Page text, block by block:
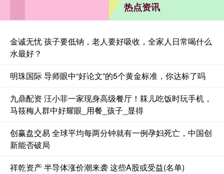
热点资讯
金诚无忧 孩子要低钠，老人要好吸收，全家人日常喝什么
水最好？
明珠国际 导师眼中“好论文”的5个黄金标准，你达标了吗
九鼎配资 汪小菲一家现身高级餐厅！箖儿吃饭时玩手机，
马筱梅人群中好耀眼_用餐_孩子_显得
创赢盘交易 全球平均每两分钟就有一例孕妇死亡，中国创
新能否破局
祥乾资产 半导体涨价潮来袭 这些A股或受益(名单)